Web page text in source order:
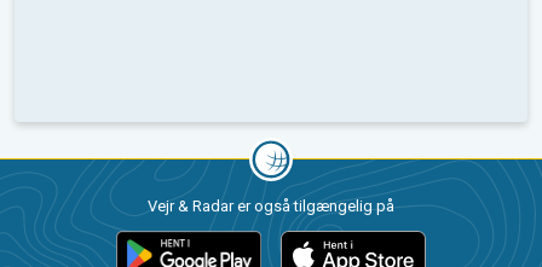
Vejr & Radar er også tilgængelig på